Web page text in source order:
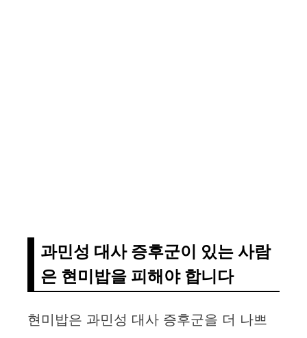
과민성 대사 증후군이 있는 사람
은 현미밥을 피해야 합니다
현미밥은 과민성 대사 증후군을 더 나쁘